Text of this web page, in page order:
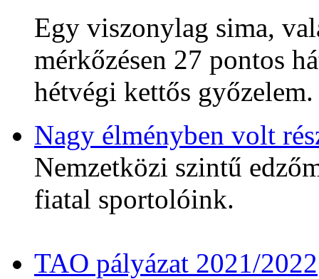
Egy viszonylag sima,
mérkőzésen 27 pontos
hétvégi kettős győzelem.
Nagy élményben volt
Nemzetközi szintű
fiatal sportolóink.
TAO pályázat 2021/2022